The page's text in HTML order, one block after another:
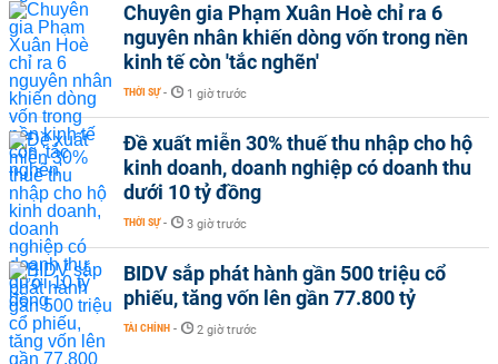
Chuyên gia Phạm Xuân Hoè chỉ ra 6
nguyên nhân khiến dòng vốn trong nền
kinh tế còn 'tắc nghẽn'
THỜI SỰ - 1 giờ trước
Đề xuất miễn 30% thuế thu nhập cho hộ
kinh doanh, doanh nghiệp có doanh thu
dưới 10 tỷ đồng
THỜI SỰ - 3 giờ trước
BIDV sắp phát hành gần 500 triệu cổ
phiếu, tăng vốn lên gần 77.800 tỷ
TÀI CHÍNH - 2 giờ trước